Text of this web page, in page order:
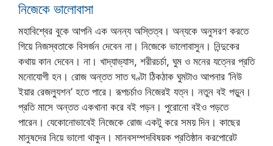
নিজেকে ভালোবাসা
মহাবিশ্বের বুকে আপনি এক অনন্য অস্তিত্ব। অন্যকে অনুসরণ করতে
গিয়ে নিজস্বতাকে বিসর্জন দেবেন না। নিজেকে ভালোবাসুন। নিন্দুকের
কথায় কান দেবেন। না। খাদ্যাভ্যাস, শরীরচর্চা, ঘুম ও মনের যত্নের প্রতি
মনোযোগী হন। রোজ অন্তত সাত ঘণ্টা ঠিকঠাক ঘুমটাও আপনার ‘নিউ
ইয়ার রেজল্যুশন’ হতে পারে। রূপচর্চাও নিজেরই যত্ন। নতুন বই পড়ুন।
প্রতি মাসে অন্তত একখানা করে বই পড়ন। পুরোনো বইও পড়তে
পারেন। যেকোনোভাবেই নিজেকে রোজ একটু করে সময় দিন। কাছের
মানুষদের নিয়ে ভালো থাকুন। মানবসম্পদবিষয়ক প্রতিষ্ঠান করপোরেট